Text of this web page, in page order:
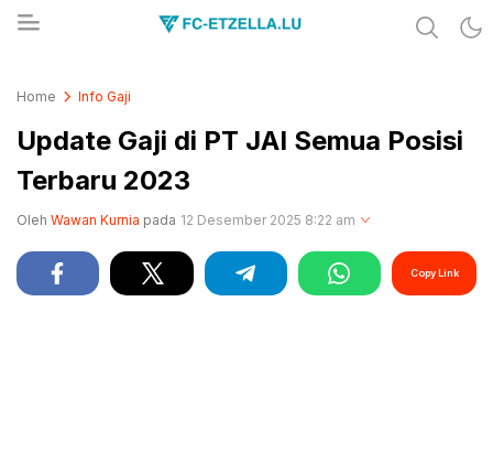
Home Info Gaji
Update Gaji di PT JAI Semua Posisi
Terbaru 2023
Oleh Wawan Kurnia pada 12 Desember 2025 8:22 am
Copy Link